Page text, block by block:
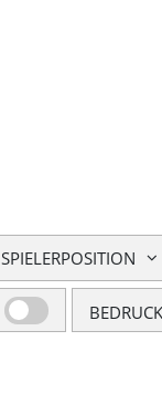
SPIELERPOSITION